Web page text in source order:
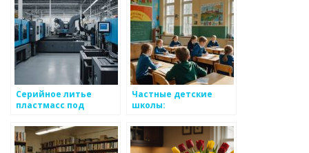
Серийное литье
пластмасс под
Санкт-Петербурге
Частные детские
школы:
взгляд на
образование в Санкт-
Петербурге